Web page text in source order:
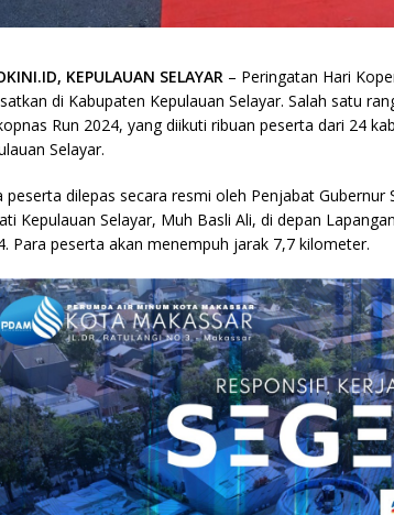
KEPULAUAN SELAYAR – Peringatan Hari
di Kabupaten Kepulauan Selayar. Salah satu
Run 2024, yang diikuti ribuan peserta dari 24
Selayar.
peserta dilepas secara resmi oleh Penjabat
Kepulauan Selayar, Muh Basli Ali, di depan
Para peserta akan menempuh jarak 7,7 kilometer.